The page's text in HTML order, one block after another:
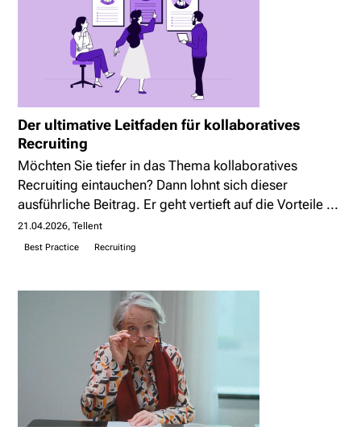
Der ultimative Leitfaden für kollaboratives
Recruiting
Möchten Sie tiefer in das Thema kollaboratives
Recruiting eintauchen? Dann lohnt sich dieser
ausführliche Beitrag. Er geht vertieft auf die Vorteile ...
21.04.2026 Tellent
Best Practice Recruiting